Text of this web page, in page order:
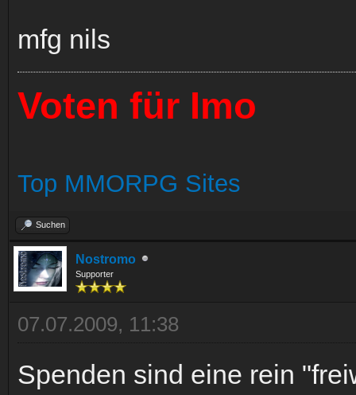
mfg nils
Voten für Imo
Top MMORPG Sites
Suchen
Nostromo
Supporter
07.07.2009, 11:38
Spenden sind eine rein